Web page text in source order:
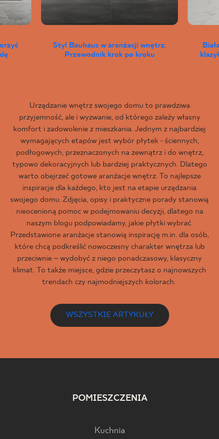
Styl Bauhaus w aranżacji wnętrz.
Przewodnik krok po kroku
Urządzanie wnętrz swojego domu to prawdziwa
przyjemność, ale i wyzwanie, od którego zależy własny
komfort i zadowolenie z mieszkania. Jednym z najbardziej
wymagających etapów jest wybór płytek - ściennych,
podłogowych, przeznaczonych na zewnątrz i do wnętrz,
typowo dekoracyjnych lub bardziej praktycznych. Dlatego
warto obejrzeć gotowe aranżacje wnętrz. To najlepsze
inspiracje dla każdego, kto jest na etapie urządzania
swojego domu. Zdjęcia, opisy i praktyczne porady stanowią
nieocenioną pomoc w podejmowaniu decyzji, dlatego na
naszym blogu podpowiadamy, jakie płytki wybrać.
Przedstawione aranżacje stanowią inspirację m.in. dla osób,
które chcą podkreślić nowoczesny charakter wnętrza lub
przeciwnie – wydobyć z niego ponadczasowy, klasyczny
klimat. To także miejsce, gdzie przeczytasz o najnowszych
trendach czy najmodniejszych kolorach.
WSZYSTKIE ARTYKUŁY
POMIESZCZENIA
Kuchnia